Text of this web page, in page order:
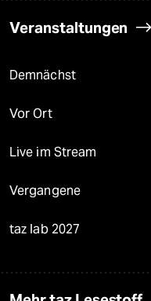
Veranstaltungen
Demnächst
Vor Ort
Live im Stream
Vergangene
taz lab 2027